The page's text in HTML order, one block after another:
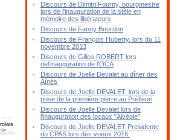
Discours de Dimitri Fourny, bourgmestre
lors de l'inauguration de la stèle en
mémoire des libérateurs
Discours de Fanny Bourdon
Discours de François Huberty, lors du 11
novembre 2013
Discours de Gilles ROBERT lors
del'inauguration de l'OCA
Discours de Joelle Devalet au dîner des
Aînés
Discours de Joelle DEVALET, lors de la
pose de la première pierre au Préfleuri
Discours de Joelle Devalet lors de
l'inauguration des locaux "Alvéole"
Discours de Joelle DEVALET Présidente
du CPAS lors des voeux 2016.